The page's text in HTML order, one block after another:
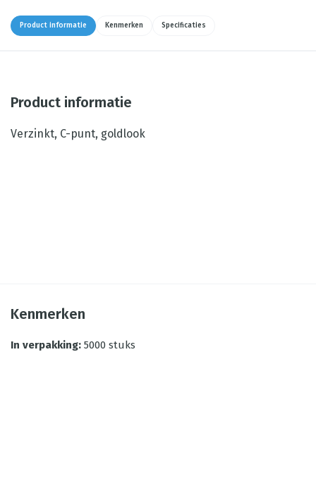
Product informatie Kenmerken Specificaties
Product informatie
Verzinkt, C-punt, goldlook
Kenmerken
In verpakking: 5000 stuks